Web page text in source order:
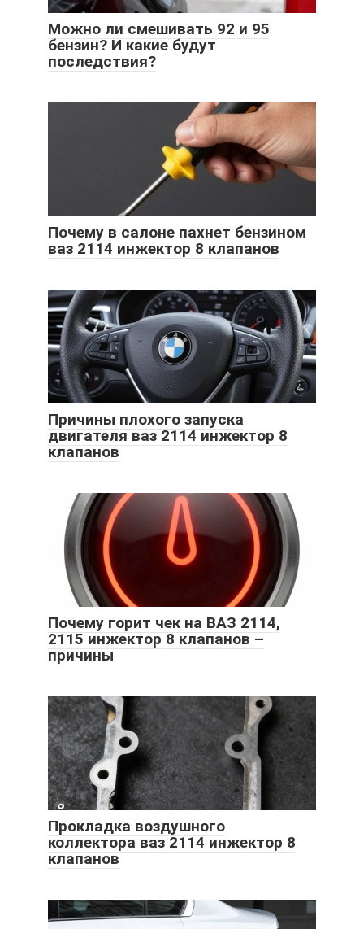
Можно ли смешивать 92 и 95
бензин? И какие будут
последствия?
Почему в салоне пахнет бензином
ваз 2114 инжектор 8 клапанов
Причины плохого запуска
двигателя ваз 2114 инжектор 8
клапанов
Почему горит чек на ВАЗ 2114,
2115 инжектор 8 клапанов –
причины
Прокладка воздушного
коллектора ваз 2114 инжектор 8
клапанов